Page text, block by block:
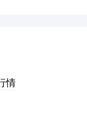
情